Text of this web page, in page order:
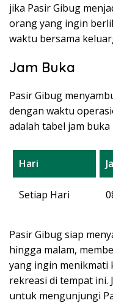
jika Pasir Gibug
orang yang ingin
waktu bersama
Jam Buka
Pasir Gibug
dengan waktu
adalah tabel jam buka
Hari
Setiap Hari
Pasir Gibug siap
hingga malam,
yang ingin menikmati
rekreasi di tempat ini.
untuk mengunjungi